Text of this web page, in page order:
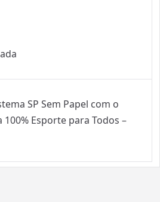
SP Sem Papel com o
Esporte para Todos –